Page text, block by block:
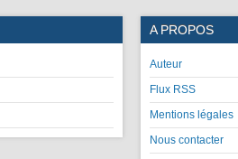
A PROPOS
Auteur
Flux RSS
Mentions légales
Nous contacter